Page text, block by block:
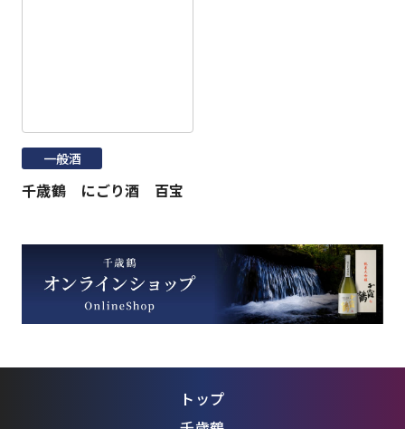
一般酒
千歳鶴 にごり酒 百宝
トップ